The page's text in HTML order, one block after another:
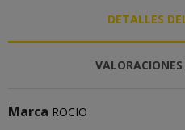
DETALLES
Marca ROCIO